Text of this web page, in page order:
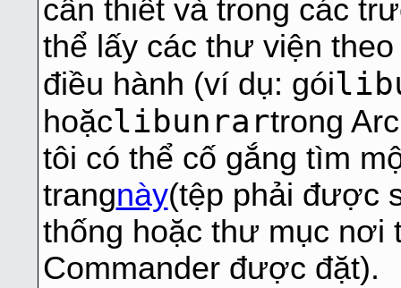
cần thiết và trong các
thể lấy các thư viện
điều hành (ví dụ: gói
hoặclibunrartrong
tôi có thể cố gắng tìm
trangnày(tệp phải được
thống hoặc thư mục nơi
Commander được đặt).